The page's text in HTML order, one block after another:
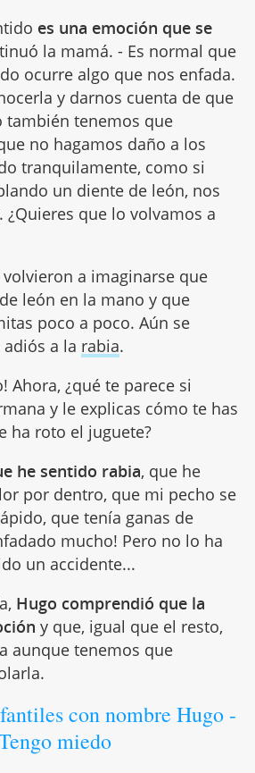
es una emoción que se
la mamá. - Es normal que
ocurre algo que nos enfada.
y darnos cuenta de que
también tenemos que
no hagamos daño a los
tranquilamente, como si
un diente de león, nos
que lo volvamos a
a imaginarse que
león en la mano y que
poco a poco. Aún se
a la rabia.
Ahora, ¿qué te parece si
y le explicas cómo te has
ha roto el juguete?
he sentido rabia, que he
por dentro, que mi pecho se
que tenía ganas de
mucho! Pero no lo ha
un accidente...
Hugo comprendió que la
y que, igual que el resto,
aunque tenemos que
con nombre Hugo -
miedo